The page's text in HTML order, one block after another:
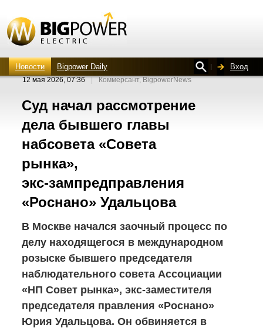
Новости Bigpower Daily Вход
12 мая 2026, 07:36 | Коммерсант, BigpowerNews
Суд начал рассмотрение
дела бывшего главы
набсовета «Совета
рынка»,
экс-зампредправления
«Роснано» Удальцова
В Москве начался заочный процесс по
делу находящегося в международном
розыске бывшего председателя
наблюдательного совета Ассоциации
«НП Совет рынка», экс-заместителя
председателя правления «Роснано»
Юрия Удальцова. Он обвиняется в